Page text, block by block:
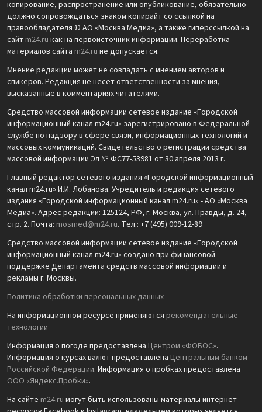
копирование, распространение или опубликование, обязательно
должно сопровождаться знаком копирайт со ссылкой на
правообладателя © АО «Москва Медиа», а также гиперссылкой на
сайт m24.ru как на первоисточник информации. Переработка
материалов сайта m24.ru не допускается.
Мнение редакции может не совпадать с мнением авторов и
спикеров. Редакция не несет ответственности за мнения,
высказанные в комментариях читателями.
Средство массовой информации сетевое издание «Городской
информационный канал m24.ru» зарегистрировано в Федеральной
службе по надзору в сфере связи, информационных технологий и
массовых коммуникаций. Свидетельство о регистрации средства
массовой информации Эл № ФС77-53981 от 30 апреля 2013 г.
Главный редактор сетевого издания «Городской информационный
канал m24.ru» И.И. Лобанова. Учредитель и редакция сетевого
издания «Городской информационный канал m24.ru» - АО «Москва
Медиа». Адрес редакции: 125124, РФ, г. Москва, ул. Правды, д. 24,
стр. 2. Почта: mosmed@m24.ru. Тел.: +7 (495) 009-12-89
Средство массовой информации сетевое издание «Городской
информационный канал m24.ru» создано при финансовой
поддержке Департамента средств массовой информации и
рекламы г. Москвы.
Политика обработки персональных данных
На информационном ресурсе применяются рекомендательные
технологии
Информация о погоде предоставлена Центром «ФОБОС».
Информация о курсах валют предоставлена Центральным банком
Российской Федерации. Информация о пробках предоставлена
ООО «Яндекс.Пробки».
На сайте m24.ru могут быть использованы материалы интернет-